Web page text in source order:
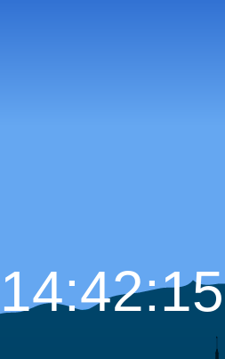
14:42:16